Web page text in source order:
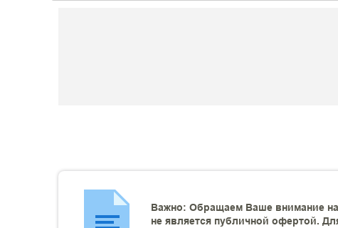
Важно: Обращаем Ваше внимание на
не является публичной офертой.